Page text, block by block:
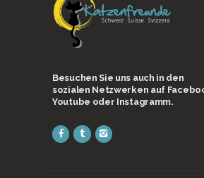
Besuchen Sie uns auch in den
sozialen Netzwerken auf
Youtube oder Instagramm.